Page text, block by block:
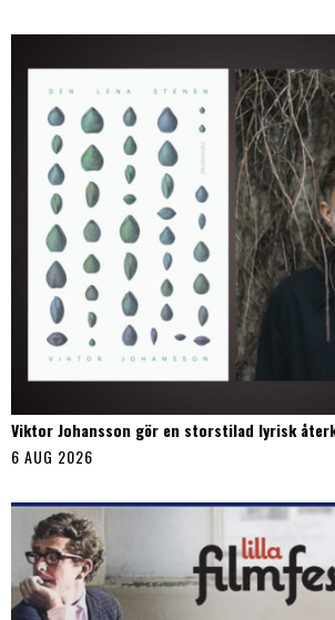
Viktor Johansson gör en storstilad lyrisk
6 AUG 2026